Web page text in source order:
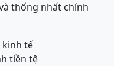
thống nhất chính
kinh tế
tiền tệ